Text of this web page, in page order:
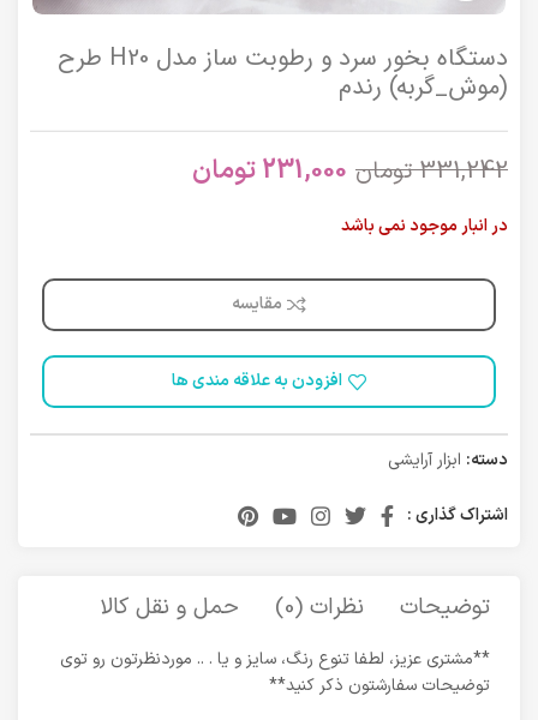
دستگاه بخور سرد و رطوبت ساز مدل H20 طرح
(موش_گربه) رندم
331,242 تومان 231,000تومان
در انبار موجود نمی باشد
مقایسه
افزودن به علاقه مندی ها
دسته: ابزار آرایشی
اشتراک گذاری :
توضیحات نظرات (0) حمل و نقل کالا
**مشتری عزیز، لطفا تنوع رنگ، سایز و یا . .. موردنظرتون رو توی
توضیحات سفارشتون ذکر کنید**